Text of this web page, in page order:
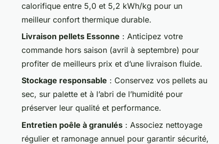
calorifique entre 5,0 et 5,2 kWh/kg pour un
meilleur confort thermique durable.
Livraison pellets Essonne : Anticipez votre
commande hors saison (avril à septembre) pour
profiter de meilleurs prix et d’une livraison fluide.
Stockage responsable : Conservez vos pellets au
sec, sur palette et à l’abri de l’humidité pour
préserver leur qualité et performance.
Entretien poêle à granulés : Associez nettoyage
régulier et ramonage annuel pour garantir sécurité,